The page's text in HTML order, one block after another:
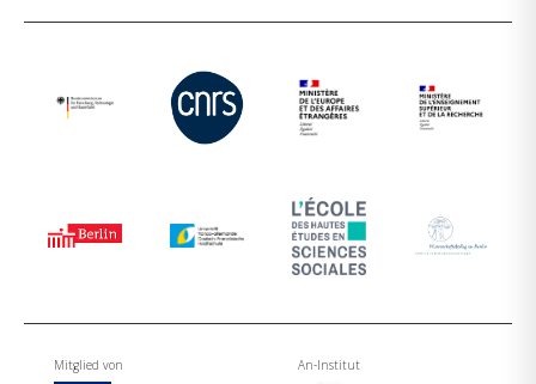
Mitglied von An-Institut